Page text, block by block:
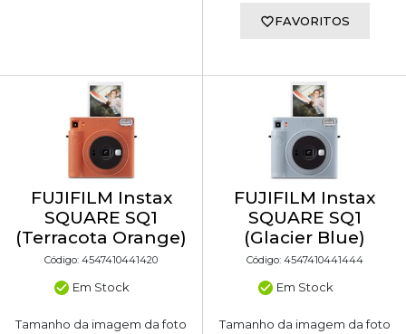
FAVORITOS
FUJIFILM Instax
SQUARE SQ1
(Terracota Orange)
Código: 4547410441420
Em Stock
Tamanho da imagem da foto
FUJIFILM Instax
SQUARE SQ1
(Glacier Blue)
Código: 4547410441444
Em Stock
Tamanho da imagem da foto